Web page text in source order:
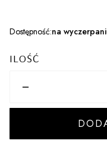
Dostępność:na
ILOŚĆ